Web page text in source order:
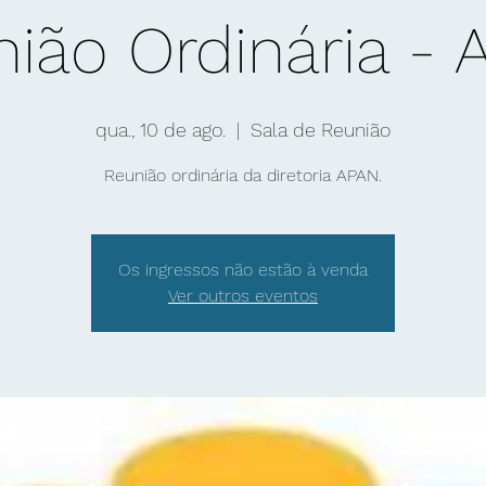
Ordinária -
qua., 10 de ago.
  |
Sala de Reunião
Reunião ordinária da diretoria APAN.
Os ingressos não estão à venda
Ver outros eventos